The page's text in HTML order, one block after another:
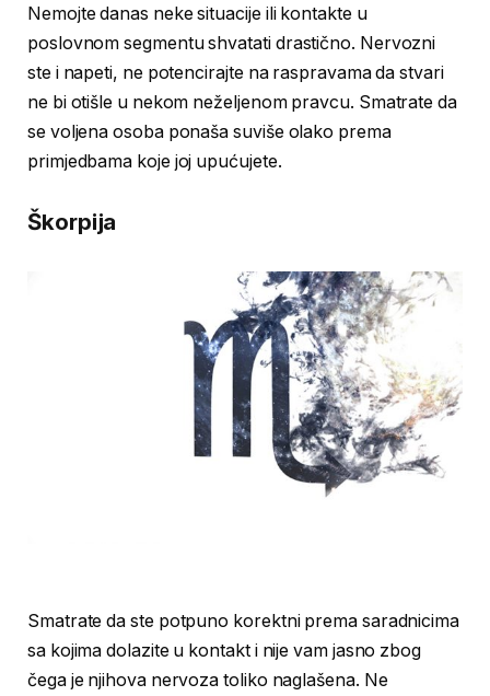
Nemojte danas neke situacije ili kontakte u
poslovnom segmentu shvatati drastično. Nervozni
ste i napeti, ne potencirajte na raspravama da stvari
ne bi otišle u nekom neželjenom pravcu. Smatrate da
se voljena osoba ponaša suviše olako prema
primjedbama koje joj upućujete.
Škorpija
Smatrate da ste potpuno korektni prema saradnicima
sa kojima dolazite u kontakt i nije vam jasno zbog
čega je njihova nervoza toliko naglašena. Ne